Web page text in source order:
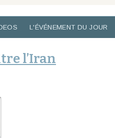
L'ÉVÉNEMENT DU JOUR
l’Iran